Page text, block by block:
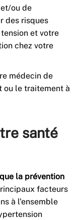
et/ou de
des risques
et votre
chez votre
médecin de
ou le traitement à
santé
la prévention
facteurs
à l'ensemble